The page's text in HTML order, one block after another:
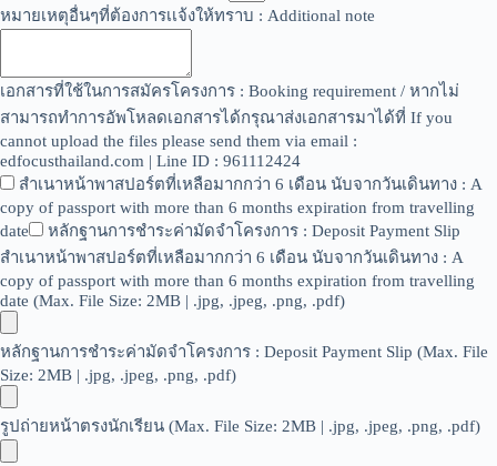
หมายเหตุอื่นๆที่ต้องการเเจ้งให้ทราบ : Additional note
เอกสารที่ใช้ในการสมัครโครงการ : Booking requirement / หากไม่
สามารถทำการอัพโหลดเอกสารได้กรุณาส่งเอกสารมาได้ที่ If you
cannot upload the files please send them via email :
edfocusthailand.com | Line ID : 961112424
สำเนาหน้าพาสปอร์ตที่เหลือมากกว่า 6 เดือน นับจากวันเดินทาง : A
copy of passport with more than 6 months expiration from travelling
date
หลักฐานการชำระค่ามัดจำโครงการ : Deposit Payment Slip
สำเนาหน้าพาสปอร์ตที่เหลือมากกว่า 6 เดือน นับจากวันเดินทาง : A
copy of passport with more than 6 months expiration from travelling
date (Max. File Size: 2MB | .jpg, .jpeg, .png, .pdf)
หลักฐานการชำระค่ามัดจำโครงการ : Deposit Payment Slip (Max. File
Size: 2MB | .jpg, .jpeg, .png, .pdf)
รูปถ่ายหน้าตรงนักเรียน (Max. File Size: 2MB | .jpg, .jpeg, .png, .pdf)